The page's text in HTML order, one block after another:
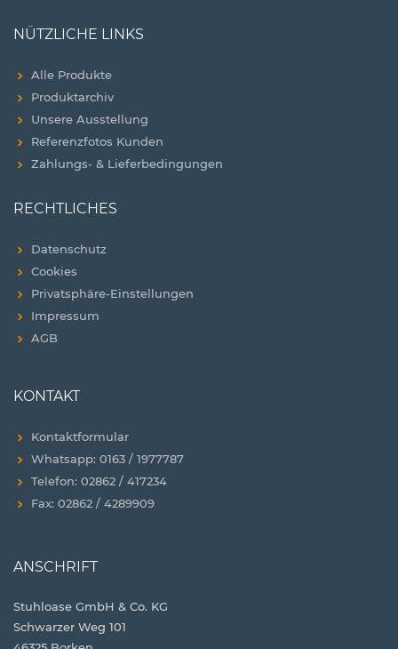
NÜTZLICHE LINKS
Alle Produkte
Produktarchiv
Unsere Ausstellung
Referenzfotos Kunden
Zahlungs- & Lieferbedingungen
RECHTLICHES
Datenschutz
Cookies
Privatsphäre-Einstellungen
Impressum
AGB
KONTAKT
Kontaktformular
Whatsapp: 0163 / 1977787
Telefon: 02862 / 417234
Fax: 02862 / 4289909
ANSCHRIFT
Stuhloase GmbH & Co. KG
Schwarzer Weg 101